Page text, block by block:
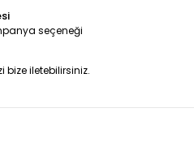
seçeneği
bize iletebilirsiniz.